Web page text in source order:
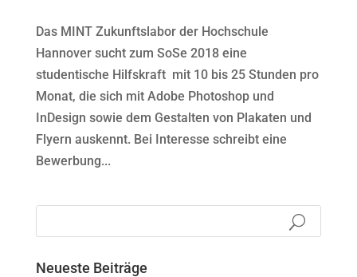
Das MINT Zukunftslabor der Hochschule
Hannover sucht zum SoSe 2018 eine
studentische Hilfskraft mit 10 bis 25 Stunden pro
Monat, die sich mit Adobe Photoshop und
InDesign sowie dem Gestalten von Plakaten und
Flyern auskennt. Bei Interesse schreibt eine
Bewerbung...
Neueste Beiträge